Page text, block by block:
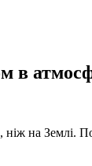
в
на Землі.